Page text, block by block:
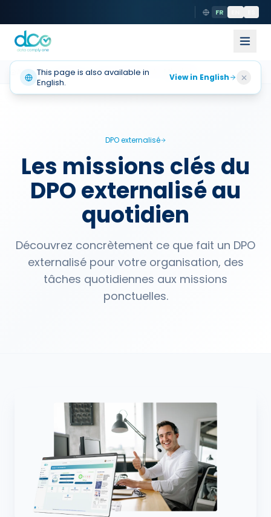
FR
Accueil Solutions DPO externalisé Missions
DPO externalisé
Les missions clés du
DPO externalisé au
quotidien
Découvrez concrètement ce que fait un DPO
externalisé pour votre organisation, des
tâches quotidiennes aux missions
ponctuelles.
This page is also available in
English.
View in English